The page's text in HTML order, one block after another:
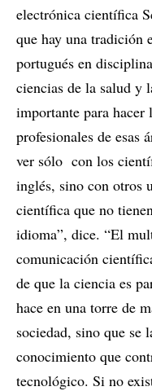
electrónica científica
que hay una tradición
portugués en
ciencias de la salud y
importante para
profesionales de esas
ver sólo con los
inglés, sino con otros
científica que no
idioma”, dice. “El
comunicación
de que la ciencia es
hace en una torre de
sociedad, sino que se
conocimiento que
tecnológico. Si no